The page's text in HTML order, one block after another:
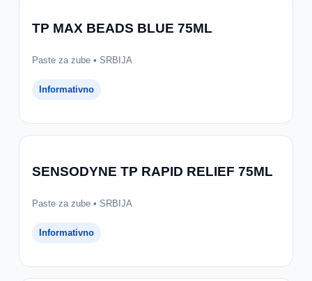
TP MAX BEADS BLUE 75ML
Paste za zube • SRBIJA
Informativno
SENSODYNE TP RAPID RELIEF 75ML
Paste za zube • SRBIJA
Informativno